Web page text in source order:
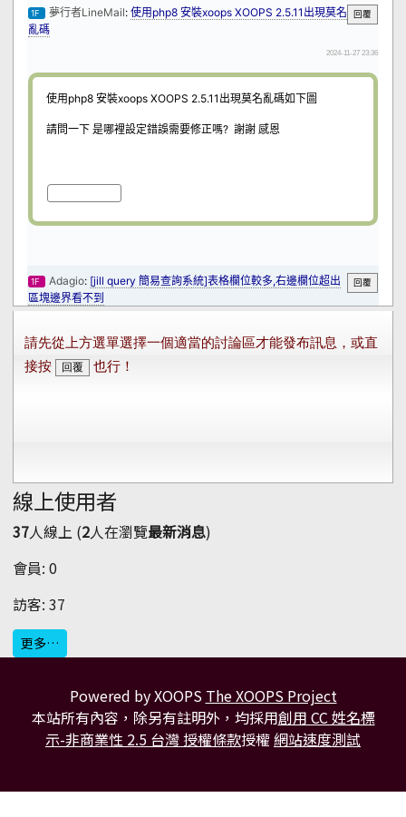
線上使用者
37人線上 (2人在瀏覽最新消息)
會員: 0
訪客: 37
更多…
Powered by XOOPS The XOOPS Project
本站所有內容，除另有註明外，均採用創用 CC 姓名標
示-非商業性 2.5 台灣 授權條款授權網站速度測試